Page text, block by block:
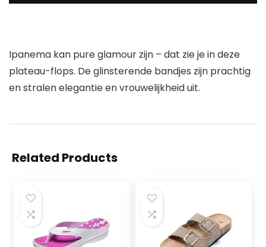
Ipanema kan pure glamour zijn – dat zie je in deze
plateau-flops. De glinsterende bandjes zijn prachtig
en stralen elegantie en vrouwelijkheid uit.
Related Products